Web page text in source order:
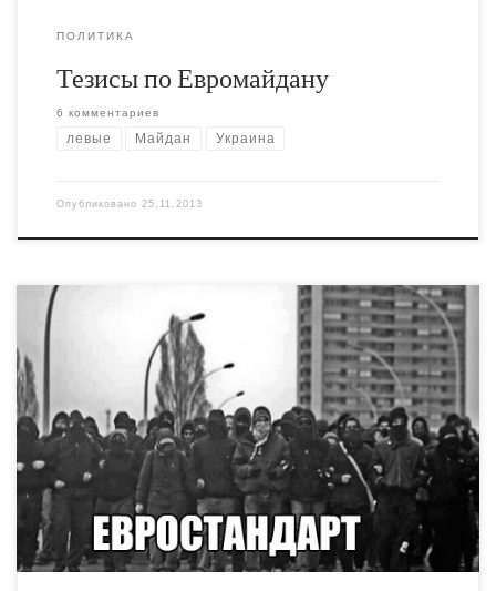
ПОЛИТИКА
Тезисы по Евромайдану
6 комментариев
левые Майдан Украина
Опубликовано 25.11.2013
В 2011 году Азаров и Тигипко продвигали Пенсионную
Реформу, которая в отдалённой перспективе могла бы
ограбить миллионы человек. Сильнее всего этот закон
бил по молодёжи, по тем, кому сейчас меньше 30. Всю
страну тогда всколыхнули студенческие демонстрации.